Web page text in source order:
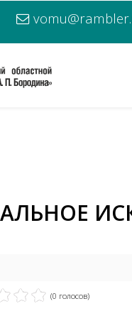
(0 голосов)